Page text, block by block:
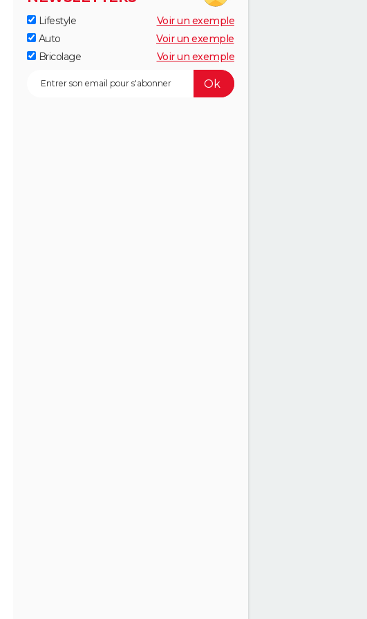
Lifestyle
Voir un exemple
Auto
Voir un exemple
Bricolage
Voir un exemple